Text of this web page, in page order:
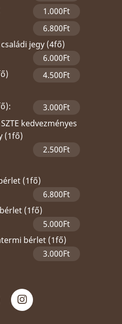
1.000Ft
6.800Ft
jegy (4fő)
6.000Ft
4.500Ft
3.000Ft
kedvezményes
(1fő)
2.500Ft
(1fő)
6.800Ft
(1fő)
5.000Ft
bérlet (1fő)
3.000Ft